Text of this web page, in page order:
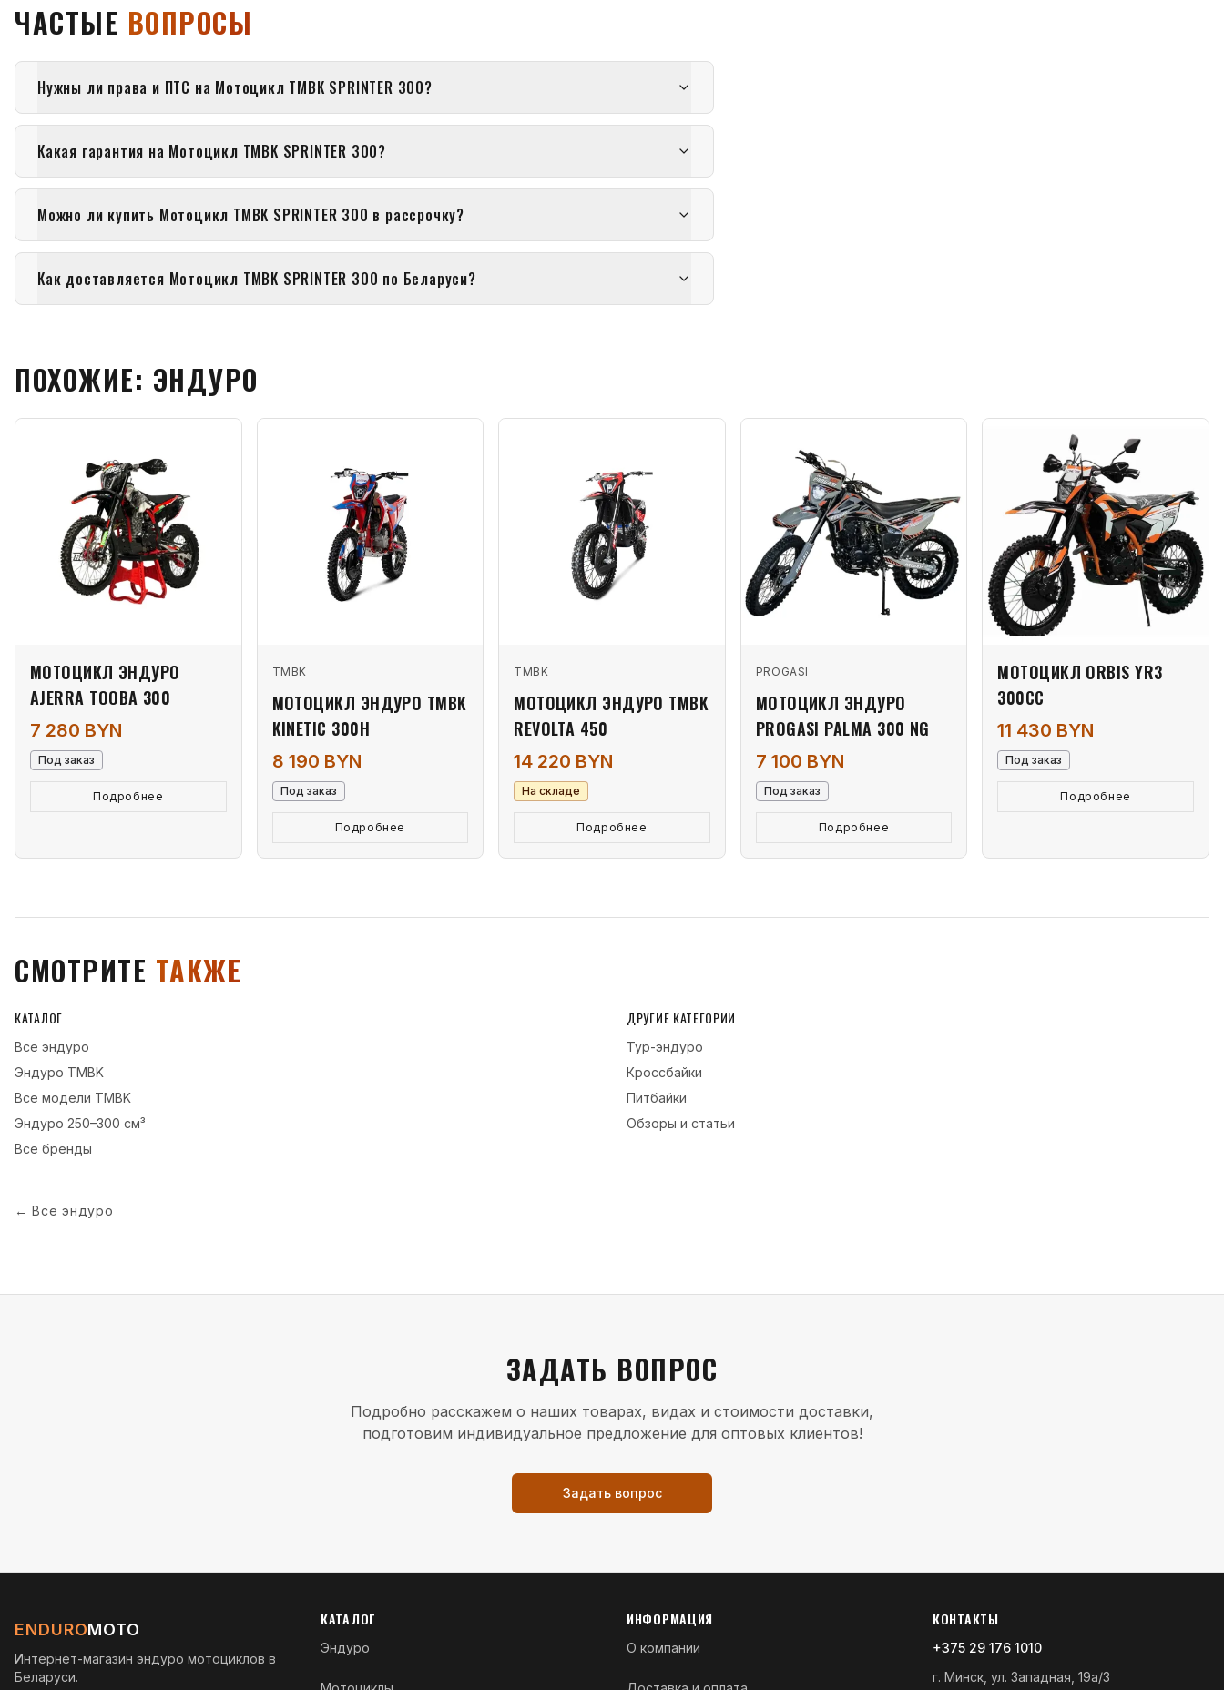
ЧАСТЫЕ ВОПРОСЫ
Нужны ли права и ПТС на Мотоцикл TMBK SPRINTER 300?
Какая гарантия на Мотоцикл TMBK SPRINTER 300?
Можно ли купить Мотоцикл TMBK SPRINTER 300 в рассрочку?
Как доставляется Мотоцикл TMBK SPRINTER 300 по Беларуси?
ПОХОЖИЕ: ЭНДУРО
МОТОЦИКЛ ЭНДУРО
AJERRA TOOBA 300
7 280 BYN
Под заказ
Подробнее
TMBK
МОТОЦИКЛ ЭНДУРО TMBK
KINETIC 300H
8 190 BYN
Под заказ
Подробнее
TMBK
МОТОЦИКЛ ЭНДУРО TMBK
REVOLTA 450
14 220 BYN
На складе
Подробнее
PROGASI
МОТОЦИКЛ ЭНДУРО
PROGASI PALMA 300 NG
7 100 BYN
Под заказ
Подробнее
МОТОЦИКЛ ORBIS YR3
300СС
11 430 BYN
Под заказ
Подробнее
СМОТРИТЕ ТАКЖЕ
КАТАЛОГ
Все эндуро
Эндуро TMBK
Все модели TMBK
Эндуро 250–300 см³
Все бренды
ДРУГИЕ КАТЕГОРИИ
Тур-эндуро
Кроссбайки
Питбайки
Обзоры и статьи
←Все эндуро
ЗАДАТЬ ВОПРОС
Подробно расскажем о наших товарах, видах и стоимости доставки,
подготовим индивидуальное предложение для оптовых клиентов!
Задать вопрос
ENDUROMOTO
Интернет-магазин эндуро мотоциклов в
Беларуси.
КАТАЛОГ
Эндуро
ИНФОРМАЦИЯ
О компании
КОНТАКТЫ
+375 29 176 1010
г. Минск, ул. Западная, 19а/3